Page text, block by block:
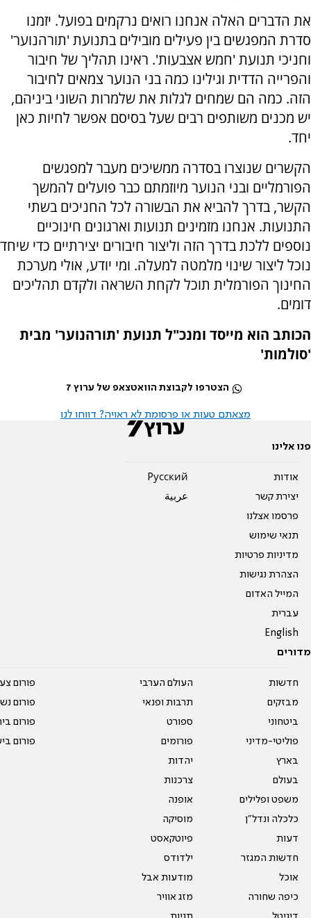
את הדברים האלה אנחנו רואים נרקמים בפועל. יזמנו
סדרת המפגשים בין פעילים מובילים בתנועת 'תורהנוער'
וחניכי תנועת 'חמש אצבעות'. ראינו תהליך של חיבור
והפרייה הדדית וגילינו כמה בני הנוער צמאים לחיבור
הזה. כמה הם שמחים לגלות את שלמרות השוני ביניהם,
יש מכנים משותפים רבים שעל בסיסם אפשר לחיות כאן
יחד.
הקשרים שנוצרו בסדרה ממשיכים מעבר למפגשים
הפורמליים ובני הנוער מיוזמתם כבר פועלים להמשך
הקשר, בדרך להביא את הבשורה לכל החניכים בשתי
התנועות. אנחנו מזמינים תנועות וארגונים חינוכיים
נוספים ללכת בדרך הזה וליצור חיבורים יצירתיים כדי שיחד
נוכל ליצור שינוי מלמטה למעלה. ומי יודע, אולי מערכת
החינוך הפורמלית תוכל לקחת השראה ולקדם תהליכים
דומים.
הכותב הוא מייסד ומנכ"ל תנועת 'תורהנוער' מבית
'סולמות'
הצטרפו לקבוצת הוואטצאפ של ערוץ 7
מצאתם טעות או פרסומת לא ראויה? דווחו לנו
פנו אלינו
אודות
יצירת קשר
פרסמו אצלנו
תנאי שימוש
מדיניות פרטיות
הצהרת נגישות
המייל האדום
עברית
English
Pусский
عربية
מדורים
חדשות
מבזקים
ביטחוני
פוליטי-מדיני
בארץ
בעולם
משפט ופלילים
כלכלה ונדל"ן
דעות
חדשות המגזר
אוכל
כיפה שחורה
העולם הערבי
תרבות ופנאי
ספורט
פורומים
יהדות
צרכנות
אופנה
מוסיקה
פיוטקאסט
ילדודס
מודעות אבל
מזג אוויר
פורום
פורום
פורום
פורום